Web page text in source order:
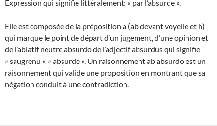
Expression qui signifie littéralement: « par l’absurde ».
Elle est composée de la préposition a (ab devant voyelle et h)
qui marque le point de départ d’un jugement, d’une opinion et
de l’ablatif neutre absurdo de l’adjectif absurdus qui signifie
« saugrenu », « absurde ». Un raisonnement ab absurdo est un
raisonnement qui valide une proposition en montrant que sa
négation conduit à une contradiction.